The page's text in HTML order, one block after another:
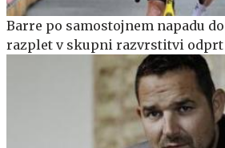
Barre po samostojnem napadu
razplet v skupni razvrstitvi odprt